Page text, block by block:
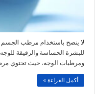
لا ينصح باستخدام مرطب
للبشرة الحساسة والرقيقة
ومرطبات الوجه، حيث تحتوي
أكمل القراءة »